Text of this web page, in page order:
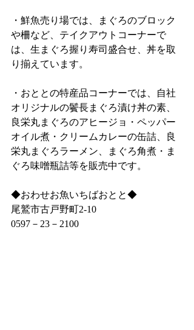
・鮮魚売り場では、まぐろのブロック
や柵など、テイクアウトコーナーで
は、生まぐろ握り寿司盛合せ、丼を取
り揃えています。
・おととの特産品コーナーでは、自社
オリジナルの鬢長まぐろ漬け丼の素、
良栄丸まぐろのアヒージョ・ペッパー
オイル煮・クリームカレーの缶詰、良
栄丸まぐろラーメン、まぐろ角煮・ま
ぐろ味噌瓶詰等を販売中です。
◆おわせお魚いちばおとと◆
尾鷲市古戸野町2‐10
0597－23－2100